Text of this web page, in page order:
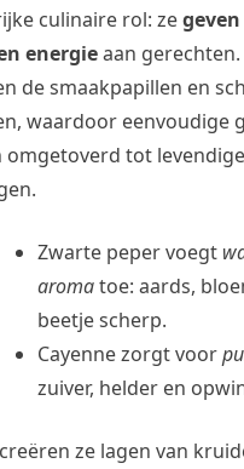
culinaire rol: ze
energieaan gerechten.
de smaakpapillen en
waardoor eenvoudige
omgetoverd tot levendige
Zwarte peper voegt
aromatoe: aards,
beetje scherp.
Cayenne zorgt voor
zuiver, helder en
ze lagen van